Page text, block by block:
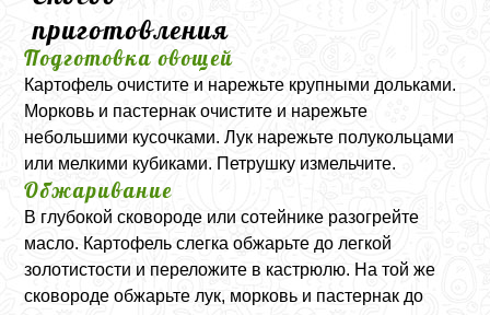
приготовления
Подготовка овощей
Картофель очистите и нарежьте крупными дольками.
Морковь и пастернак очистите и нарежьте
небольшими кусочками. Лук нарежьте полукольцами
или мелкими кубиками. Петрушку измельчите.
Обжаривание
В глубокой сковороде или сотейнике разогрейте
масло. Картофель слегка обжарьте до легкой
золотистости и переложите в кастрюлю. На той же
сковороде обжарьте лук, морковь и пастернак до